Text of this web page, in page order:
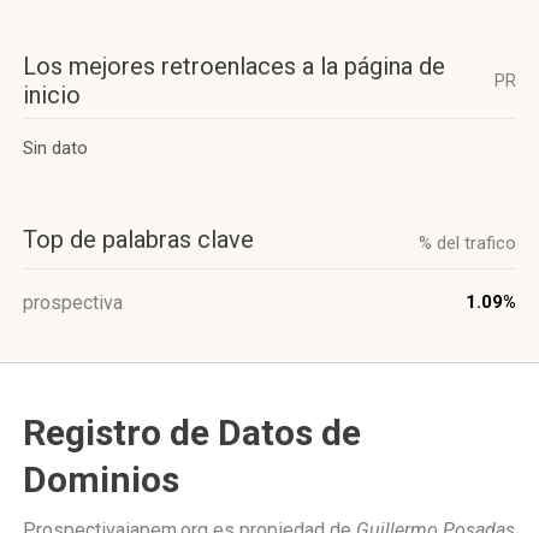
Los mejores retroenlaces a la página de
inicio
PR
Sin dato
Top de palabras clave % del trafico
prospectiva 1.09%
Registro de Datos de
Dominios